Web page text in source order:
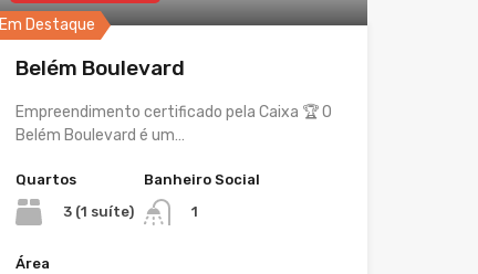
Em Destaque
Belém Boulevard
Empreendimento certificado pela Caixa 🏆 O
Belém Boulevard é um…
Quartos
3 (1 suíte)
Banheiro Social
1
Área